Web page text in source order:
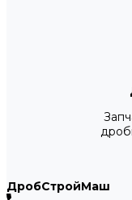
ДробСтройМаш